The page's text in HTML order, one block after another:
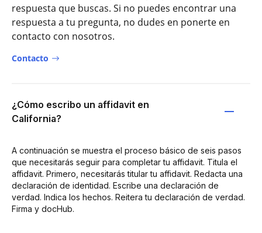
respuesta que buscas. Si no puedes encontrar una
respuesta a tu pregunta, no dudes en ponerte en
contacto con nosotros.
Contacto
¿Cómo escribo un affidavit en
California?
A continuación se muestra el proceso básico de seis pasos
que necesitarás seguir para completar tu affidavit. Titula el
affidavit. Primero, necesitarás titular tu affidavit. Redacta una
declaración de identidad. Escribe una declaración de
verdad. Indica los hechos. Reitera tu declaración de verdad.
Firma y docHub.